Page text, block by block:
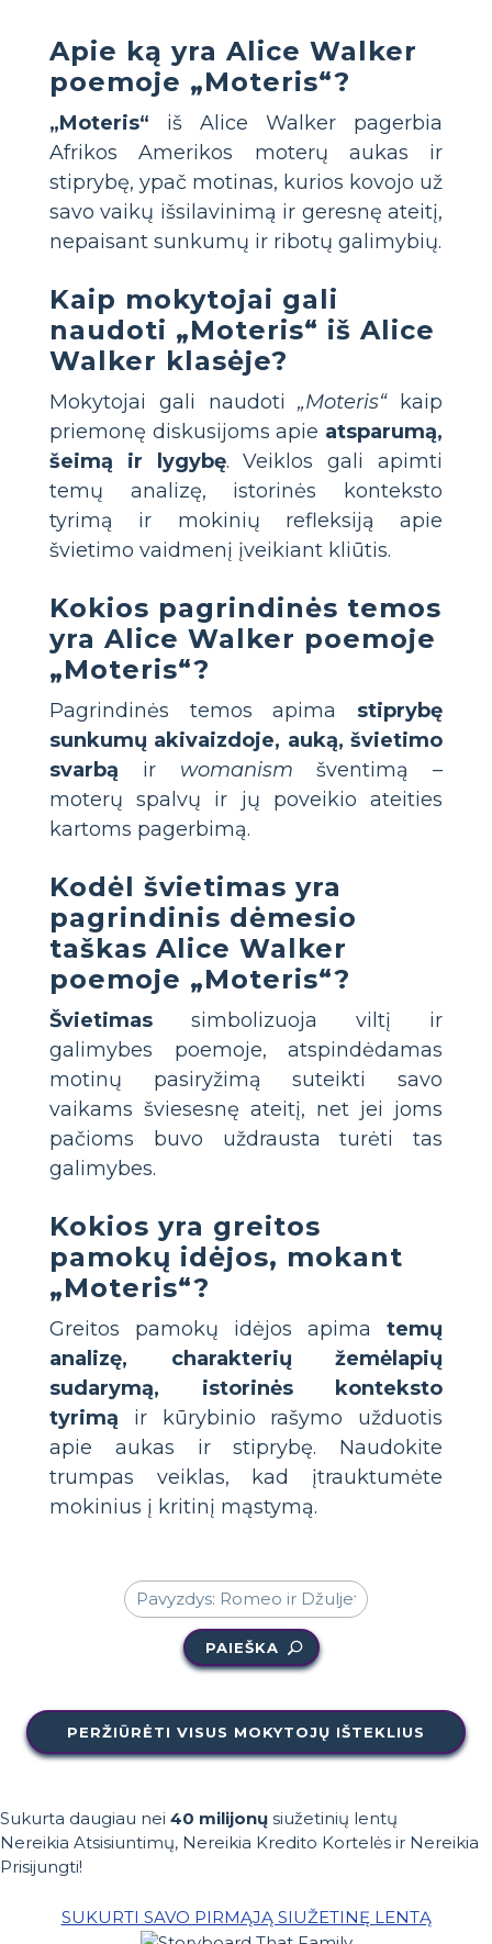
Apie ką yra Alice Walker
poemoje „Moteris“?
„Moteris“ iš Alice Walker pagerbia
Afrikos Amerikos moterų aukas ir
stiprybę, ypač motinas, kurios kovojo už
savo vaikų išsilavinimą ir geresnę ateitį,
nepaisant sunkumų ir ribotų galimybių.
Kaip mokytojai gali
naudoti „Moteris“ iš Alice
Walker klasėje?
Mokytojai gali naudoti„Moteris“kaip
priemonę diskusijoms apie atsparumą,
šeimą ir lygybę. Veiklos gali apimti
temų analizę, istorinės konteksto
tyrimą ir mokinių refleksiją apie
švietimo vaidmenį įveikiant kliūtis.
Kokios pagrindinės temos
yra Alice Walker poemoje
„Moteris“?
Pagrindinės temos apima stiprybę
sunkumų akivaizdoje, auką, švietimo
svarbą ir womanism šventimą –
moterų spalvų ir jų poveikio ateities
kartoms pagerbimą.
Kodėl švietimas yra
pagrindinis dėmesio
taškas Alice Walker
poemoje „Moteris“?
Švietimas simbolizuoja viltį ir
galimybes poemoje, atspindėdamas
motinų pasiryžimą suteikti savo
vaikams šviesesnę ateitį, net jei joms
pačioms buvo uždrausta turėti tas
galimybes.
Kokios yra greitos
pamokų idėjos, mokant
„Moteris“?
Greitos pamokų idėjos apima temų
analizę, charakterių žemėlapių
sudarymą, istorinės konteksto
tyrimą ir kūrybinio rašymo užduotis
apie aukas ir stiprybę. Naudokite
trumpas veiklas, kad įtrauktumėte
mokinius į kritinį mąstymą.
PAIEŠKA
PERŽIŪRĖTI VISUS MOKYTOJŲ IŠTEKLIUS
Sukurta daugiau nei 40 milijonų siužetinių lentų
Nereikia Atsisiuntimų, Nereikia Kredito Kortelės ir Nereikia
Prisijungti!
SUKURTI SAVO PIRMĄJĄ SIUŽETINĘ LENTĄ